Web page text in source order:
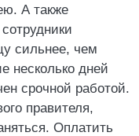
А также
сильнее, чем
несколько дней
срочной работой.
правителя,
Оплатить